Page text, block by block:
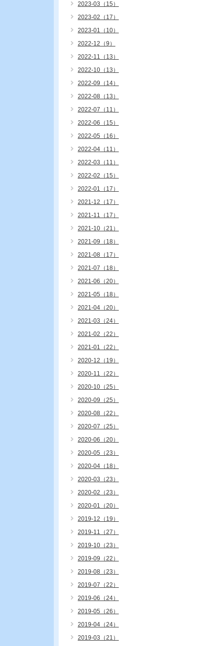
2023-03（15）
2023-02（17）
2023-01（10）
2022-12（9）
2022-11（13）
2022-10（13）
2022-09（14）
2022-08（13）
2022-07（11）
2022-06（15）
2022-05（16）
2022-04（11）
2022-03（11）
2022-02（15）
2022-01（17）
2021-12（17）
2021-11（17）
2021-10（21）
2021-09（18）
2021-08（17）
2021-07（18）
2021-06（20）
2021-05（18）
2021-04（20）
2021-03（24）
2021-02（22）
2021-01（22）
2020-12（19）
2020-11（22）
2020-10（25）
2020-09（25）
2020-08（22）
2020-07（25）
2020-06（20）
2020-05（23）
2020-04（18）
2020-03（23）
2020-02（23）
2020-01（20）
2019-12（19）
2019-11（27）
2019-10（23）
2019-09（22）
2019-08（23）
2019-07（22）
2019-06（24）
2019-05（26）
2019-04（24）
2019-03（21）